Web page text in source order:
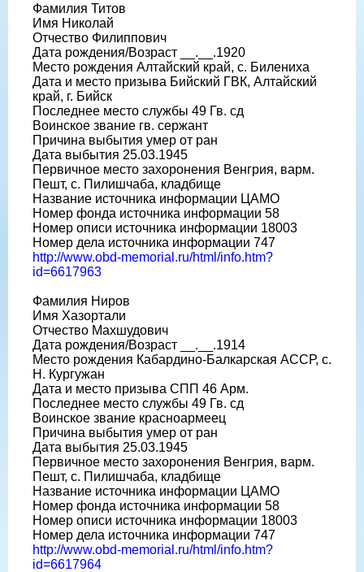
Фамилия Титов
Имя Николай
Отчество Филиппович
Дата рождения/Возраст __.__.1920
Место рождения Алтайский край, с. Билениха
Дата и место призыва Бийский ГВК, Алтайский
край, г. Бийск
Последнее место службы 49 Гв. сд
Воинское звание гв. сержант
Причина выбытия умер от ран
Дата выбытия 25.03.1945
Первичное место захоронения Венгрия, варм.
Пешт, с. Пилишчаба, кладбище
Название источника информации ЦАМО
Номер фонда источника информации 58
Номер описи источника информации 18003
Номер дела источника информации 747
http://www.obd-memorial.ru/html/info.htm?
id=6617963
Фамилия Ниров
Имя Хазортали
Отчество Махшудович
Дата рождения/Возраст __.__.1914
Место рождения Кабардино-Балкарская АССР, с.
Н. Кургужан
Дата и место призыва СПП 46 Арм.
Последнее место службы 49 Гв. сд
Воинское звание красноармеец
Причина выбытия умер от ран
Дата выбытия 25.03.1945
Первичное место захоронения Венгрия, варм.
Пешт, с. Пилишчаба, кладбище
Название источника информации ЦАМО
Номер фонда источника информации 58
Номер описи источника информации 18003
Номер дела источника информации 747
http://www.obd-memorial.ru/html/info.htm?
id=6617964